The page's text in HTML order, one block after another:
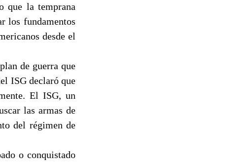
que la temprana
los fundamentos
desde el
de guerra que
ISG declaró que
El ISG, un
las armas de
del régimen de
o conquistado